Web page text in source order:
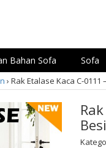
Bahan Sofa Sofa
› Rak Etalase Kaca C-